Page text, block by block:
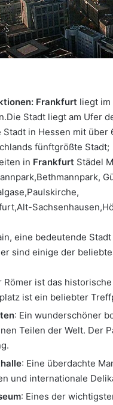
Frankfurt liegt im
Stadt liegt am Ufer
Stadt in Hessen mit
fünftgrößte Stadt;
in Frankfurt Städel
eine bedeutende
sind einige der
Römer ist das
ist ein beliebter
: Ein wunderschöner
Teilen der Welt. Der
: Eine überdachte
und internationale
: Eines der